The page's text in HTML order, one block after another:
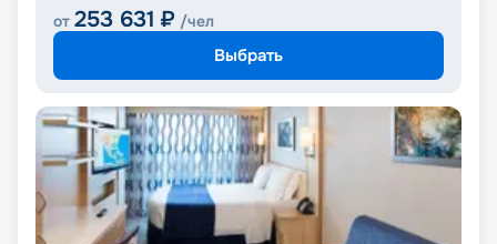
от 253 631 ₽ /чел
Выбрать